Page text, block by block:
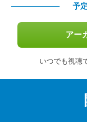
予
アー
いつでも視聴